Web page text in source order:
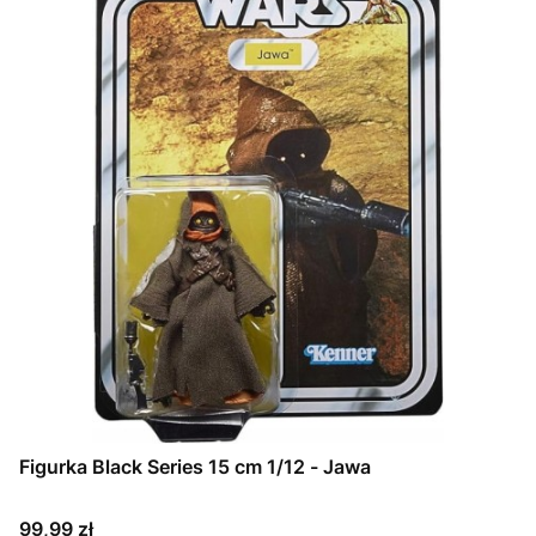
Figurka Black Series 15 cm 1/12 - Jawa
Cena
99,99 zł